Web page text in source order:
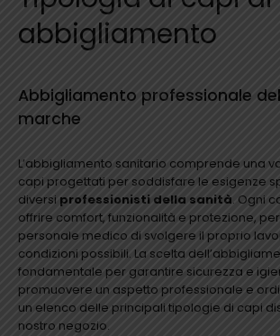
abbigliamento
Abbigliamento professionale
marche
L’abbigliamento sanitario comprende una
capi progettati per soddisfare le esigenze
diversi professionisti della sanità. Ogni
offrire comfort, funzionalità e protezione,
personale medico di svolgere il proprio
condizioni possibili. La scelta
fondamentale per garantire sicurezza e
promuovere un aspetto professionale e
un elenco delle principali tipologie di capi
nostro negozio.